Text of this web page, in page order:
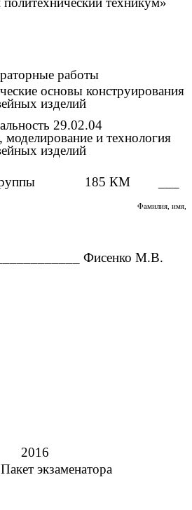
работы
основы конструирования
изделий
29.02.04
моделирование и технология
изделий
группы 185 КМ ___
Фамилия, имя,
Фисенко М.В.
2016
Пакет экзаменатора